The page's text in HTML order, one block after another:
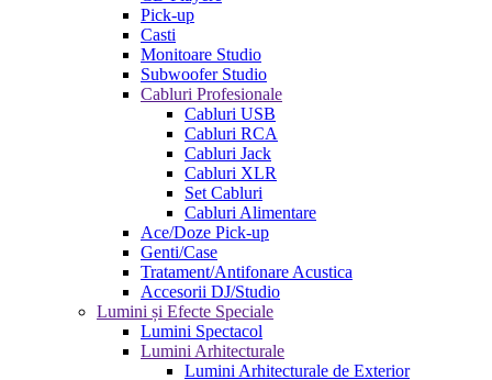
Pick-up
Casti
Monitoare Studio
Subwoofer Studio
Cabluri Profesionale
Cabluri USB
Cabluri RCA
Cabluri Jack
Cabluri XLR
Set Cabluri
Cabluri Alimentare
Ace/Doze Pick-up
Genti/Case
Tratament/Antifonare Acustica
Accesorii DJ/Studio
Lumini și Efecte Speciale
Lumini Spectacol
Lumini Arhitecturale
Lumini Arhitecturale de Exterior